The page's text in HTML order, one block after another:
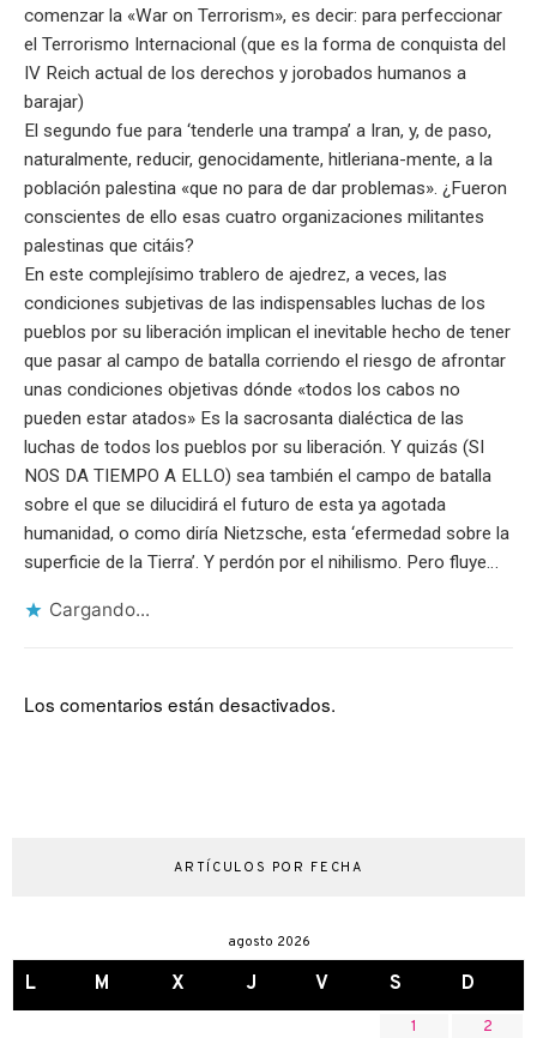
comenzar la «War on Terrorism», es decir: para perfeccionar
el Terrorismo Internacional (que es la forma de conquista del
IV Reich actual de los derechos y jorobados humanos a
barajar)
El segundo fue para ‘tenderle una trampa’ a Iran, y, de paso,
naturalmente, reducir, genocidamente, hitleriana-mente, a la
población palestina «que no para de dar problemas». ¿Fueron
conscientes de ello esas cuatro organizaciones militantes
palestinas que citáis?
En este complejísimo trablero de ajedrez, a veces, las
condiciones subjetivas de las indispensables luchas de los
pueblos por su liberación implican el inevitable hecho de tener
que pasar al campo de batalla corriendo el riesgo de afrontar
unas condiciones objetivas dónde «todos los cabos no
pueden estar atados» Es la sacrosanta dialéctica de las
luchas de todos los pueblos por su liberación. Y quizás (SI
NOS DA TIEMPO A ELLO) sea también el campo de batalla
sobre el que se dilucidirá el futuro de esta ya agotada
humanidad, o como diría Nietzsche, esta ‘efermedad sobre la
superficie de la Tierra’. Y perdón por el nihilismo. Pero fluye…
Cargando...
Los comentarios están desactivados.
ARTÍCULOS POR FECHA
agosto 2026
L M X J V S D
1
2